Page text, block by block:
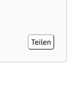
Teilen